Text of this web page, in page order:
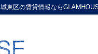
東区の賃貸情報なら